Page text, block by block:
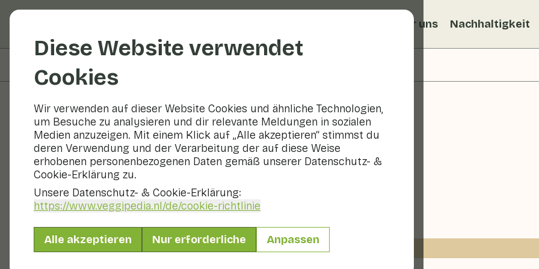
Diese Website verwendet
Cookies
Wir verwenden auf dieser Website Cookies und ähnliche Technologien,
um Besuche zu analysieren und dir relevante Meldungen in sozialen
Medien anzuzeigen. Mit einem Klick auf „Alle akzeptieren“ stimmst du
deren Verwendung und der Verarbeitung der auf diese Weise
erhobenen personenbezogenen Daten gemäß unserer Datenschutz- &
Cookie-Erklärung zu.
Unsere Datenschutz- & Cookie-Erklärung:
https://www.veggipedia.nl/de/cookie-richtlinie
Alle akzeptieren Nur erforderliche Anpassen
Über uns Nachhaltigkeit
Rezepte
Gefüllte Zucchini
Hauptgericht 2 Personen
Mit saisonalen Produkten